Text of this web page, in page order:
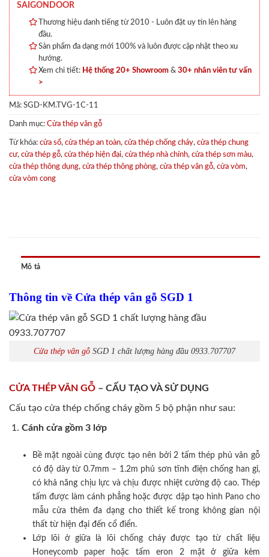
SAIGONDOOR
Thương hiệu danh tiếng từ 2010 - Luôn đặt uy tín lên hàng
đầu.
Sản phẩm đa dạng mới 100% và luôn được cập nhật theo xu
hướng.
Xem chi tiết: Hệ thống 20+ Showroom & 30+ nhân viên tư vấn
>
Mã: SGD-KM.TVG-1C-11
Danh mục: Cửa thép vân gỗ
Từ khóa: cửa sổ, cửa thép an toàn, cửa thép chống cháy, cửa thép chung
cư, cửa thép gỗ, cửa thép hiện đại, cửa thép nhà chính, cửa thép sơn màu,
cửa thép thông dụng, cửa thép thông phòng, cửa thép vân gỗ, cửa vòm,
cửa vòm cong
Mô tả
Thông tin về Cửa thép vân gỗ SGD 1
Cửa thép vân gỗ SGD 1 chất lượng hàng đầu 0933.707707
CỬA THÉP VÂN GỖ – CẤU TẠO VÀ SỬ DỤNG
Cấu tạo cửa thép chống cháy gồm 5 bộ phận như sau:
Cánh cửa gồm 3 lớp
Bề mặt ngoài cùng được tạo nên bởi 2 tấm thép phủ vân gỗ
có độ dày từ 0.7mm – 1.2m phủ sơn tĩnh điện chống han gỉ,
có khả năng chịu lực và chịu được nhiệt cường độ cao. Thép
tấm được làm cánh phẳng hoặc được dập tạo hình Pano cho
mẫu cửa thêm đa dạng cho thiết kế trong không gian nội
thất từ hiện đại đến cổ điển.
Lớp lõi ở giữa là lõi chống cháy được tạo từ chất liệu
Honeycomb paper hoặc tấm eron 2 mặt ở giữa kèm